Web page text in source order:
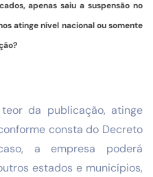
apenas saiu a suspensão no
atinge nível nacional ou somente
da publicação, atinge
consta do Decreto
a empresa poderá
estados e municípios,